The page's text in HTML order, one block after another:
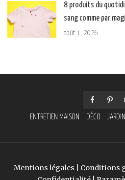
8 produits du
sang comme par
août 1, 2026
ENTRETIEN MAISON DÉCO JARDIN
Mentions légales Conditions